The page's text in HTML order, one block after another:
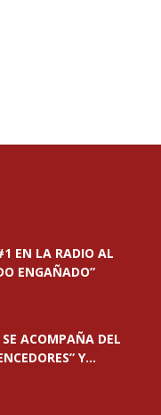
EN LA RADIO AL
ENGAÑADO”
ACOMPAÑA DEL
Y...